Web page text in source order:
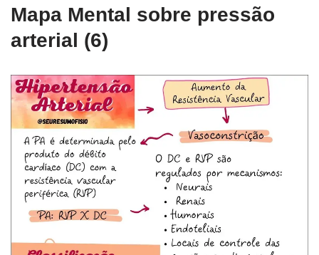
Mapa Mental sobre pressão
arterial (6)